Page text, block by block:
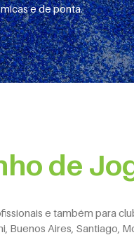
e de ponta.
de
e também para
Buenos Aires, Santiago,